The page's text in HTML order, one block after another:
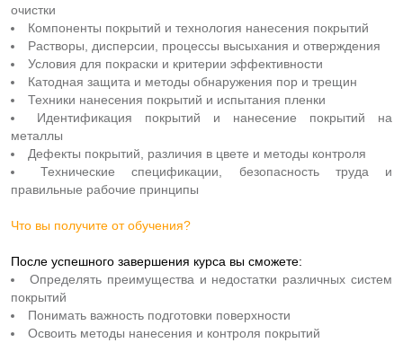
очистки
Компоненты покрытий и технология нанесения покрытий
Растворы, дисперсии, процессы высыхания и отверждения
Условия для покраски и критерии эффективности
Катодная защита и методы обнаружения пор и трещин
Техники нанесения покрытий и испытания пленки
Идентификация покрытий и нанесение покрытий на
металлы
Дефекты покрытий, различия в цвете и методы контроля
Технические спецификации, безопасность труда и
правильные рабочие принципы
Что вы получите от обучения?
После успешного завершения курса вы сможете:
Определять преимущества и недостатки различных систем
покрытий
Понимать важность подготовки поверхности
Освоить методы нанесения и контроля покрытий